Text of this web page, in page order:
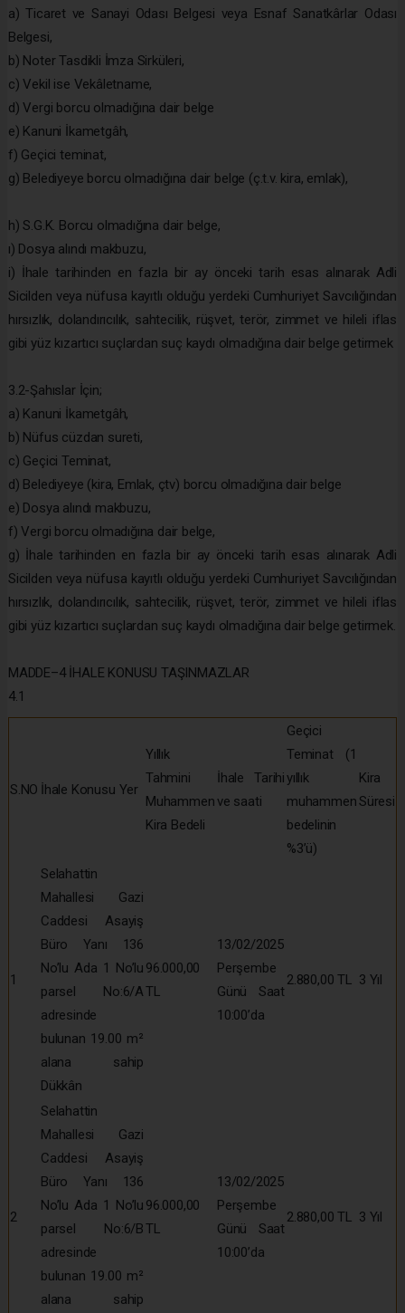
a) Ticaret ve Sanayi Odası Belgesi veya Esnaf Sanatkârlar Odası
Belgesi,
b) Noter Tasdikli İmza Sirküleri,
c) Vekil ise Vekâletname,
d) Vergi borcu olmadığına dair belge
e) Kanuni İkametgâh,
f) Geçici teminat,
g) Belediyeye borcu olmadığına dair belge (ç.t.v. kira, emlak),
h) S.G.K. Borcu olmadığına dair belge,
ı) Dosya alındı makbuzu,
i) İhale tarihinden en fazla bir ay önceki tarih esas alınarak Adli
Sicilden veya nüfusa kayıtlı olduğu yerdeki Cumhuriyet Savcılığından
hırsızlık, dolandırıcılık, sahtecilik, rüşvet, terör, zimmet ve hileli iflas
gibi yüz kızartıcı suçlardan suç kaydı olmadığına dair belge getirmek
3.2-Şahıslar İçin;
a) Kanuni İkametgâh,
b) Nüfus cüzdan sureti,
c) Geçici Teminat,
d) Belediyeye (kira, Emlak, çtv) borcu olmadığına dair belge
e) Dosya alındı makbuzu,
f) Vergi borcu olmadığına dair belge,
g) İhale tarihinden en fazla bir ay önceki tarih esas alınarak Adli
Sicilden veya nüfusa kayıtlı olduğu yerdeki Cumhuriyet Savcılığından
hırsızlık, dolandırıcılık, sahtecilik, rüşvet, terör, zimmet ve hileli iflas
gibi yüz kızartıcı suçlardan suç kaydı olmadığına dair belge getirmek.
MADDE–4 İHALE KONUSU TAŞINMAZLAR
4.1
S.NO İhale Konusu Yer
Yıllık
Tahmini
Muhammen
Kira Bedeli
İhale Tarihi
ve saati
Geçici
Teminat (1
yıllık
muhammen
bedelinin
%3’ü)
Kira
Süresi
1
Selahattin
Mahallesi Gazi
Caddesi Asayiş
Büro Yanı 136
No’lu Ada 1 No’lu
parsel No:6/A
adresinde
bulunan 19.00 m²
alana sahip
Dükkân
96.000,00
TL
13/02/2025
Perşembe
Günü Saat
10:00’da
2.880,00 TL 3 Yıl
2
Selahattin
Mahallesi Gazi
Caddesi Asayiş
Büro Yanı 136
No’lu Ada 1 No’lu
parsel No:6/B
adresinde
bulunan 19.00 m²
alana sahip
96.000,00
TL
13/02/2025
Perşembe
Günü Saat
10:00’da
2.880,00 TL 3 Yıl